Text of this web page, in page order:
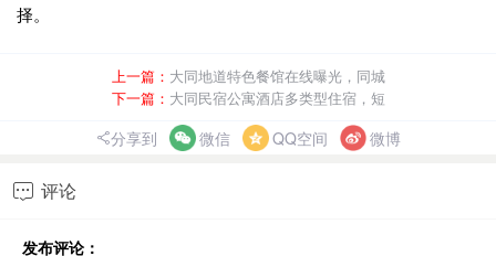
择。
上一篇： 大同地道特色餐馆在线曝光，同城
下一篇： 大同民宿公寓酒店多类型住宿，短
分享到 微信 QQ空间 微博
 评论
发布评论：